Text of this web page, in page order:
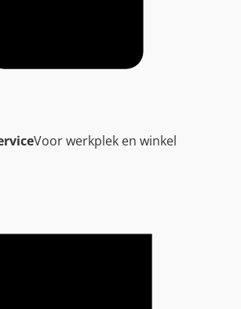
Voor werkplek en winkel